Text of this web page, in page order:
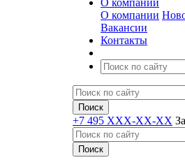
О компании
О компании
Вакансии
Контакты
+7 495 XXX-XX-XX